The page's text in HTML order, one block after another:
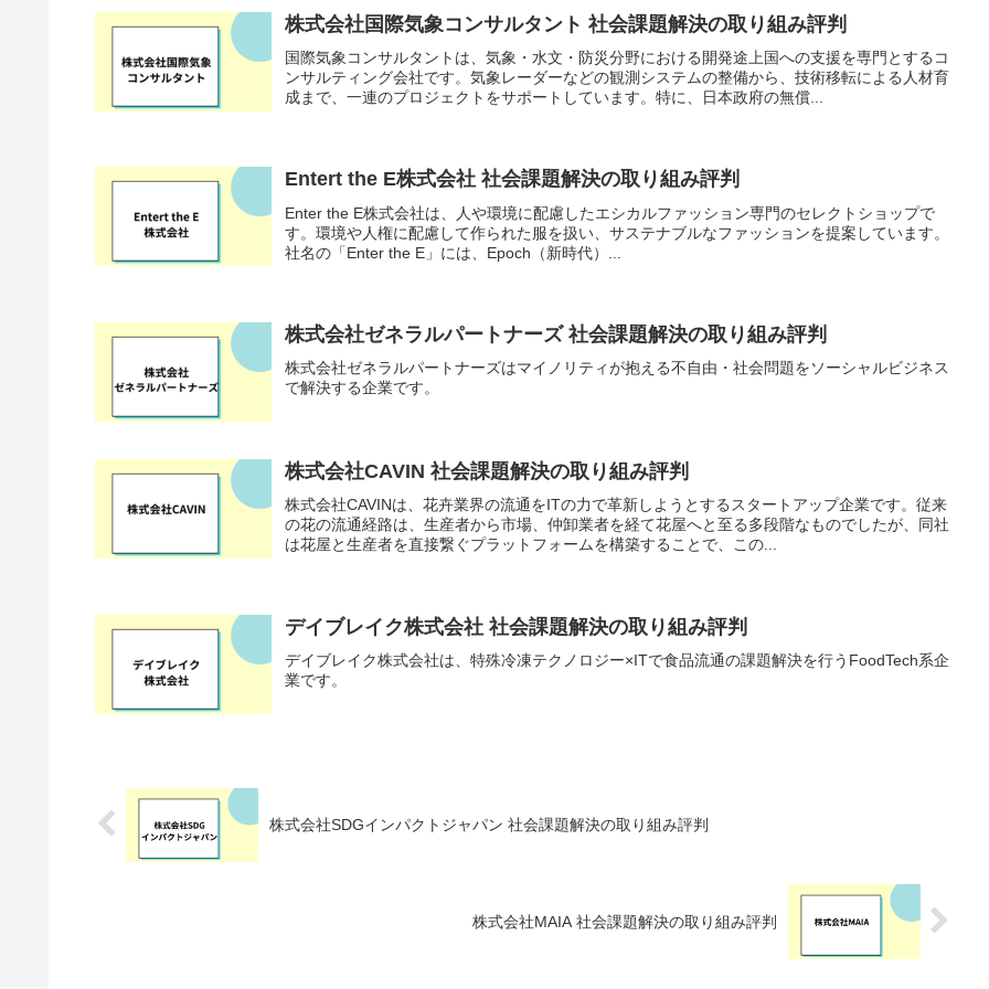
株式会社国際気象コンサルタント 社会課題解決の取り組み評判
国際気象コンサルタントは、気象・水文・防災分野における開発途上国への支援を専門とするコ
ンサルティング会社です。気象レーダーなどの観測システムの整備から、技術移転による人材育
成まで、一連のプロジェクトをサポートしています。特に、日本政府の無償...
Entert the E株式会社 社会課題解決の取り組み評判
Enter the E株式会社は、人や環境に配慮したエシカルファッション専門のセレクトショップで
す。環境や人権に配慮して作られた服を扱い、サステナブルなファッションを提案しています。
社名の「Enter the E」には、Epoch（新時代）...
株式会社ゼネラルパートナーズ 社会課題解決の取り組み評判
株式会社ゼネラルパートナーズはマイノリティが抱える不自由・社会問題をソーシャルビジネス
で解決する企業です。
株式会社CAVIN 社会課題解決の取り組み評判
株式会社CAVINは、花卉業界の流通をITの力で革新しようとするスタートアップ企業です。従来
の花の流通経路は、生産者から市場、仲卸業者を経て花屋へと至る多段階なものでしたが、同社
は花屋と生産者を直接繋ぐプラットフォームを構築することで、この...
デイブレイク株式会社 社会課題解決の取り組み評判
デイブレイク株式会社は、特殊冷凍テクノロジー×ITで食品流通の課題解決を行うFoodTech系企
業です。
株式会社SDGインパクトジャパン 社会課題解決の取り組み評判
株式会社MAIA 社会課題解決の取り組み評判